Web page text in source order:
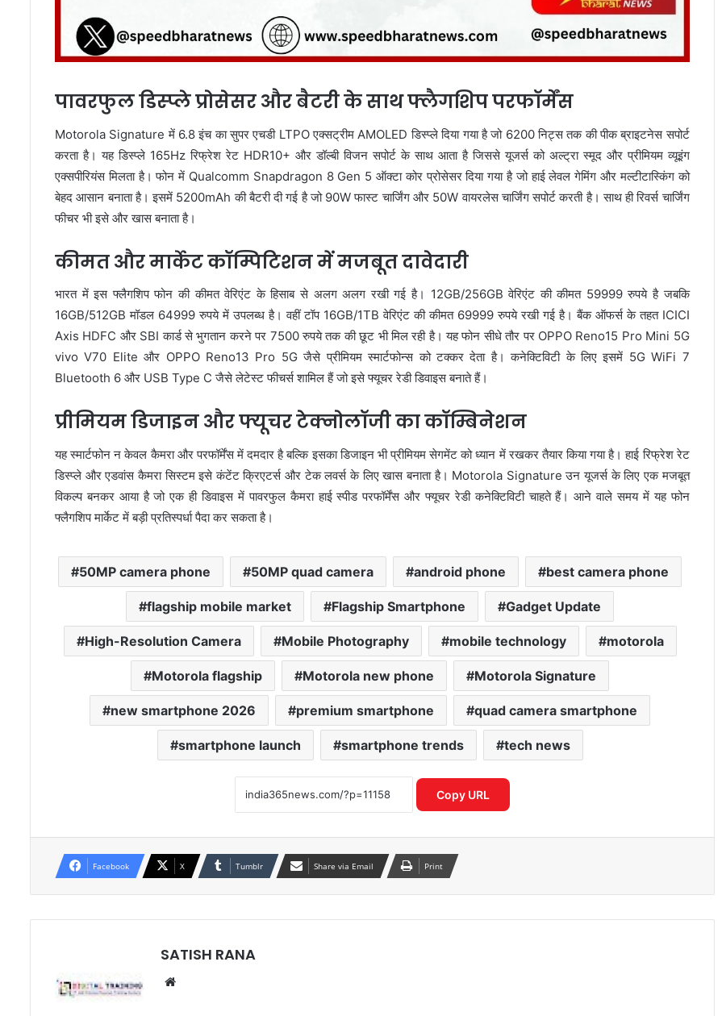
पावरफुल डिस्प्ले प्रोसेसर और बैटरी के साथ फ्लैगशिप परफॉर्मेंस
Motorola Signature में 6.8 इंच का सुपर एचडी LTPO एक्सट्रीम AMOLED डिस्प्ले दिया गया है जो 6200 निट्स तक की पीक ब्राइटनेस सपोर्ट
करता है। यह डिस्प्ले 165Hz रिफ्रेश रेट HDR10+ और डॉल्बी विजन सपोर्ट के साथ आता है जिससे यूजर्स को अल्ट्रा स्मूद और प्रीमियम व्यूइंग
एक्सपीरियंस मिलता है। फोन में Qualcomm Snapdragon 8 Gen 5 ऑक्टा कोर प्रोसेसर दिया गया है जो हाई लेवल गेमिंग और मल्टीटास्किंग को
बेहद आसान बनाता है। इसमें 5200mAh की बैटरी दी गई है जो 90W फास्ट चार्जिंग और 50W वायरलेस चार्जिंग सपोर्ट करती है। साथ ही रिवर्स चार्जिंग
फीचर भी इसे और खास बनाता है।
कीमत और मार्केट कॉम्पिटिशन में मजबूत दावेदारी
भारत में इस फ्लैगशिप फोन की कीमत वेरिएंट के हिसाब से अलग अलग रखी गई है। 12GB/256GB वेरिएंट की कीमत 59999 रुपये है जबकि
16GB/512GB मॉडल 64999 रुपये में उपलब्ध है। वहीं टॉप 16GB/1TB वेरिएंट की कीमत 69999 रुपये रखी गई है। बैंक ऑफर्स के तहत ICICI
Axis HDFC और SBI कार्ड से भुगतान करने पर 7500 रुपये तक की छूट भी मिल रही है। यह फोन सीधे तौर पर OPPO Reno15 Pro Mini 5G
vivo V70 Elite और OPPO Reno13 Pro 5G जैसे प्रीमियम स्मार्टफोन्स को टक्कर देता है। कनेक्टिविटी के लिए इसमें 5G WiFi 7
Bluetooth 6 और USB Type C जैसे लेटेस्ट फीचर्स शामिल हैं जो इसे फ्यूचर रेडी डिवाइस बनाते हैं।
प्रीमियम डिजाइन और फ्यूचर टेक्नोलॉजी का कॉम्बिनेशन
यह स्मार्टफोन न केवल कैमरा और परफॉर्मेंस में दमदार है बल्कि इसका डिजाइन भी प्रीमियम सेगमेंट को ध्यान में रखकर तैयार किया गया है। हाई रिफ्रेश रेट
डिस्प्ले और एडवांस कैमरा सिस्टम इसे कंटेंट क्रिएटर्स और टेक लवर्स के लिए खास बनाता है। Motorola Signature उन यूजर्स के लिए एक मजबूत
विकल्प बनकर आया है जो एक ही डिवाइस में पावरफुल कैमरा हाई स्पीड परफॉर्मेंस और फ्यूचर रेडी कनेक्टिविटी चाहते हैं। आने वाले समय में यह फोन
फ्लैगशिप मार्केट में बड़ी प्रतिस्पर्धा पैदा कर सकता है।
50MP camera phone 50MP quad camera android phone best camera phone
flagship mobile market Flagship Smartphone Gadget Update
High-Resolution Camera Mobile Photography mobile technology motorola
Motorola flagship Motorola new phone Motorola Signature
new smartphone 2026 premium smartphone quad camera smartphone
smartphone launch smartphone trends tech news
Copy URL
Facebook X Tumblr Share via Email Print
SATISH RANA
Apple प्रोडक्ट्स सेल 2026 ने मचाया तहलका
रियल टाइम एक्शन से बचाए गए हजारों करोड़